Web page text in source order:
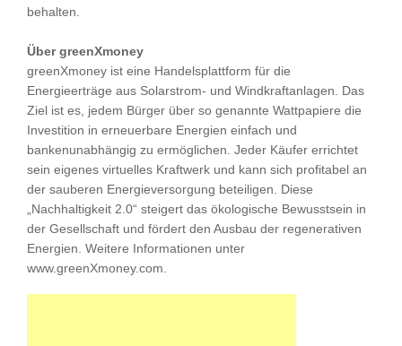
behalten.
Über greenXmoney
greenXmoney ist eine Handelsplattform für die
Energieerträge aus Solarstrom- und Windkraftanlagen. Das
Ziel ist es, jedem Bürger über so genannte Wattpapiere die
Investition in erneuerbare Energien einfach und
bankenunabhängig zu ermöglichen. Jeder Käufer errichtet
sein eigenes virtuelles Kraftwerk und kann sich profitabel an
der sauberen Energieversorgung beteiligen. Diese
„Nachhaltigkeit 2.0“ steigert das ökologische Bewusstsein in
der Gesellschaft und fördert den Ausbau der regenerativen
Energien. Weitere Informationen unter
www.greenXmoney.com.